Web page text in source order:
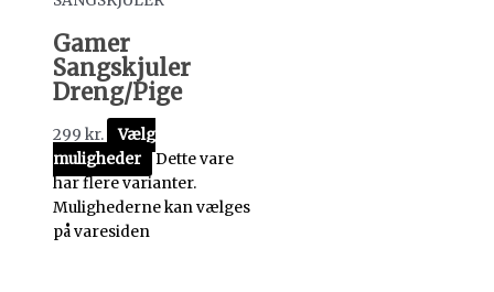
Gamer
Sangskjuler
Dreng/Pige
299 kr.
Vælg
muligheder
Dette vare
har flere varianter.
Mulighederne kan vælges
på varesiden